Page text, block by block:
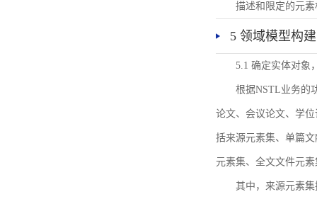
描述和限定的元
5 领域模型构建
5.1 确定实体对象
根据NSTL业务的
论文、会议论文、学
括来源元素集、单篇
元素集、全文文件元
其中，来源元素